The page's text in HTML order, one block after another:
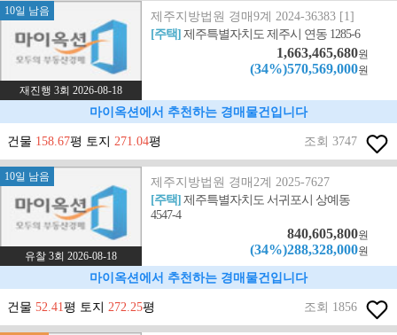
10일 남음
재진행 3회 2026-08-18
제주지방법원 경매9계 2024-36383 [1]
[주택]제주특별자치도 제주시 연동 1285-6
1,663,465,680원
(34%)570,569,000원
마이옥션에서 추천하는 경매물건입니다
건물 158.67평 토지 271.04평 조회 3747
10일 남음
유찰 3회 2026-08-18
제주지방법원 경매2계 2025-7627
[주택]제주특별자치도 서귀포시 상예동
4547-4
840,605,800원
(34%)288,328,000원
마이옥션에서 추천하는 경매물건입니다
건물 52.41평 토지 272.25평 조회 1856